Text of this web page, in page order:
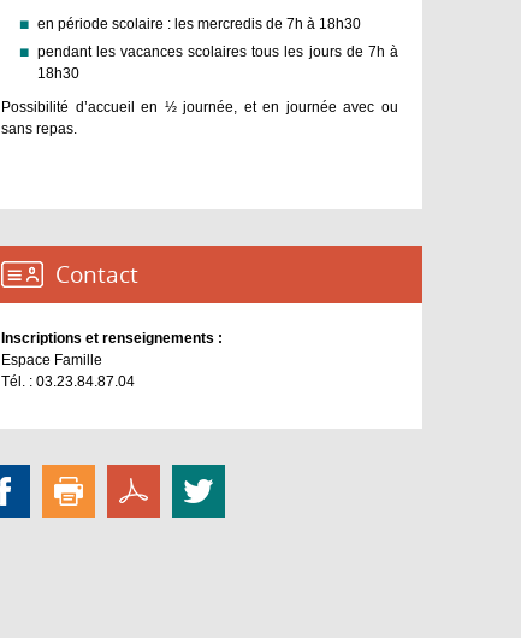
en période scolaire : les mercredis de 7h à 18h30
pendant les vacances scolaires tous les jours de 7h à
18h30
Possibilité d’accueil en ½ journée, et en journée avec ou
sans repas.
Contact :
Inscriptions et renseignements :
Espace Famille
Tél. : 03.23.84.87.04